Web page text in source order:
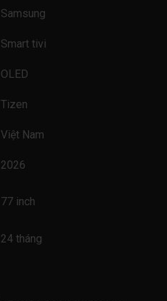
Samsung
Smart tivi
OLED
Tizen
Việt Nam
2026
77 inch
24 tháng